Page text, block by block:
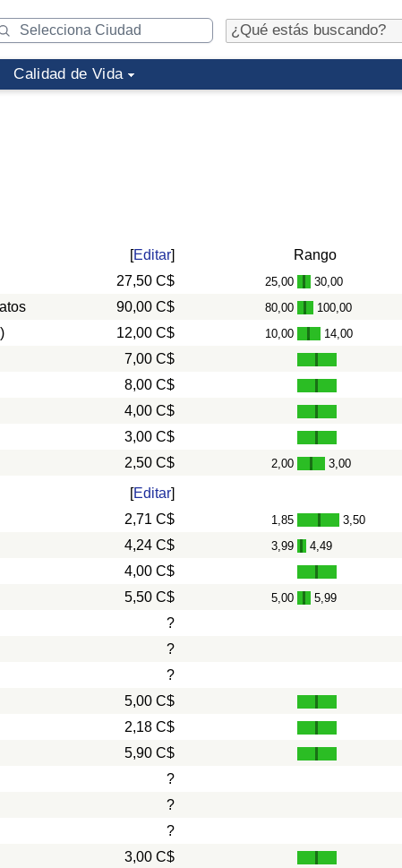
Calidad de Vida
[Editar]
Rango
27,50 C$ 25,00 - 30,00
90,00 C$ 80,00 - 100,00
12,00 C$ 10,00 - 14,00
7,00 C$
8,00 C$
4,00 C$
3,00 C$
2,50 C$ 2,00 - 3,00
[Editar]
2,71 C$ 1,85 - 3,50
4,24 C$ 3,99 - 4,49
4,00 C$
5,50 C$ 5,00 - 5,99
?
?
?
5,00 C$
2,18 C$
5,90 C$
?
?
?
3,00 C$